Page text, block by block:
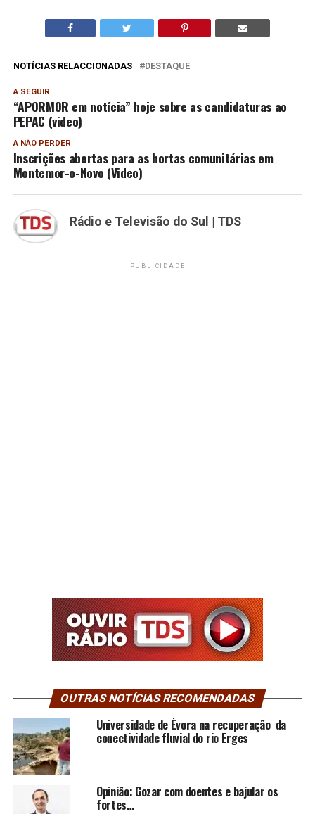
NOTÍCIAS RELACCIONADAS DESTAQUE
A SEGUIR
“APORMOR em notícia” hoje sobre as candidaturas ao
PEPAC (video)
A NÃO PERDER
Inscrições abertas para as hortas comunitárias em
Montemor-o-Novo (Video)
Rádio e Televisão do Sul | TDS
PUBLICIDADE
OUTRAS NOTÍCIAS RECOMENDADAS
Universidade de Évora na recuperação da
conectividade fluvial do rio Erges
Opinião: Gozar com doentes e bajular os
fortes…